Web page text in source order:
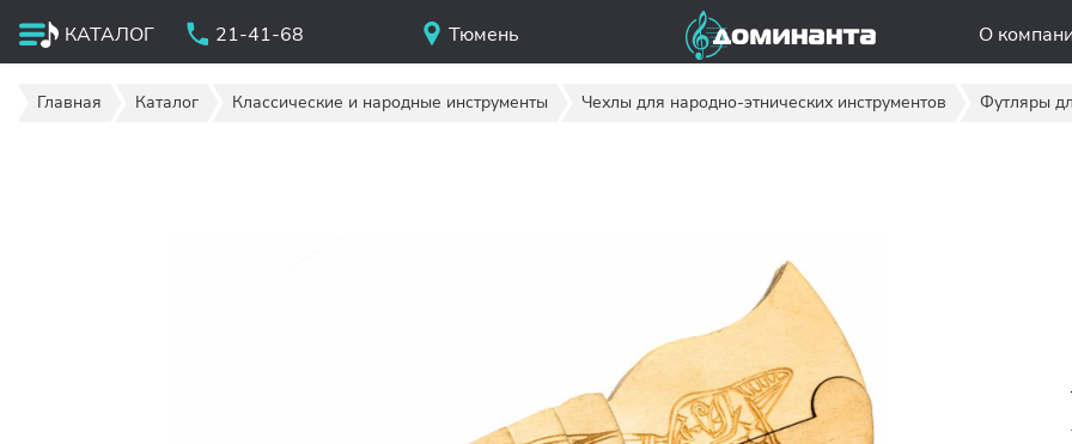
КАТАЛОГ 21-41-68 Тюмень О
Главная Каталог Классические и народные инструменты Чехлы для народно-этнических инструментов Футляры